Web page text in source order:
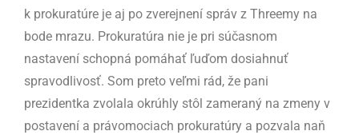
k prokuratúre je aj po zverejnení správ z Threemy na
bode mrazu. Prokuratúra nie je pri súčasnom
nastavení schopná pomáhať ľuďom dosiahnuť
spravodlivosť. Som preto veľmi rád, že pani
prezidentka zvolala okrúhly stôl zameraný na zmeny v
postavení a právomociach prokuratúry a pozvala naň